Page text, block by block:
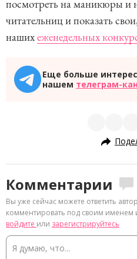
посмотреть на маникюры и
читательниц и показать
нашихеженедельных
Еще больше
нашем телеграм-
Комментарии
Вы уже сейчас можете ответить
комментировать под своим именем
войдите или зарегистрируйтесь